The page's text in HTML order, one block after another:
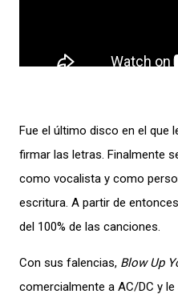
Fue el último disco en el que
firmar las letras. Finalmente
como vocalista y como
escritura. A partir de
del 100% de las canciones.
Con sus falencias, Blow Up
comercialmente a AC/DC y